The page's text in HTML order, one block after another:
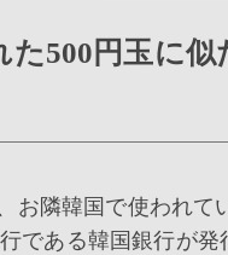
た500円玉に
お隣韓国で使われて
である韓国銀行が発